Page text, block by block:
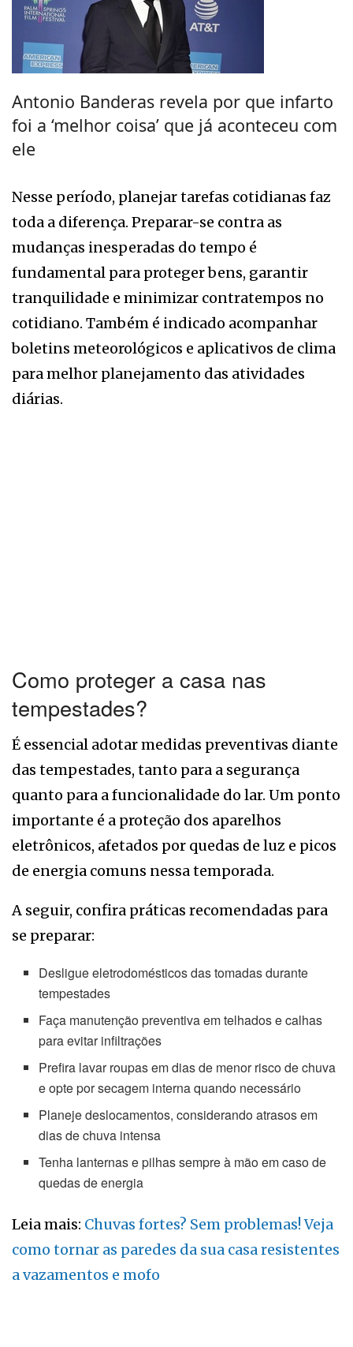
Antonio Banderas revela por que infarto
foi a ‘melhor coisa’ que já aconteceu com
ele
Nesse período, planejar tarefas cotidianas faz
toda a diferença. Preparar-se contra as
mudanças inesperadas do tempo é
fundamental para proteger bens, garantir
tranquilidade e minimizar contratempos no
cotidiano. Também é indicado acompanhar
boletins meteorológicos e aplicativos de clima
para melhor planejamento das atividades
diárias.
Como proteger a casa nas
tempestades?
É essencial adotar medidas preventivas diante
das tempestades, tanto para a segurança
quanto para a funcionalidade do lar. Um ponto
importante é a proteção dos aparelhos
eletrônicos, afetados por quedas de luz e picos
de energia comuns nessa temporada.
A seguir, confira práticas recomendadas para
se preparar:
Desligue eletrodomésticos das tomadas durante
tempestades
Faça manutenção preventiva em telhados e calhas
para evitar infiltrações
Prefira lavar roupas em dias de menor risco de chuva
e opte por secagem interna quando necessário
Planeje deslocamentos, considerando atrasos em
dias de chuva intensa
Tenha lanternas e pilhas sempre à mão em caso de
quedas de energia
Leia mais: Chuvas fortes? Sem problemas! Veja
como tornar as paredes da sua casa resistentes
a vazamentos e mofo